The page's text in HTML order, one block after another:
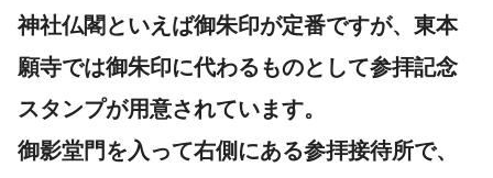
神社仏閣といえば御朱印が定番ですが、東本
願寺では御朱印に代わるものとして参拝記念
スタンプが用意されています。
御影堂門を入って右側にある参拝接待所で、